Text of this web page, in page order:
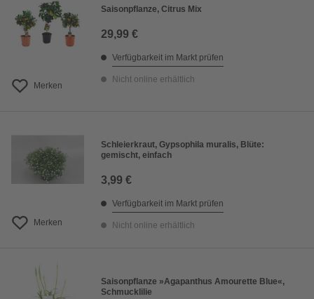
Merken
Saisonpflanze, Citrus Mix
29,99 €
Verfügbarkeit im Markt prüfen
Nicht online erhältlich
Merken
Schleierkraut, Gypsophila muralis, Blüte:
gemischt, einfach
3,99 €
Verfügbarkeit im Markt prüfen
Nicht online erhältlich
Saisonpflanze »Agapanthus Amourette Blue«,
Schmucklilie